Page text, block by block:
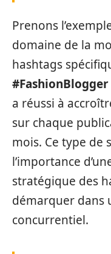
Prenons
domaine de la
hashtags
#FashionBlogger
a réussi à
sur chaque
mois. Ce type de
l’importance
stratégique des
démarquer dans
concurrentiel.